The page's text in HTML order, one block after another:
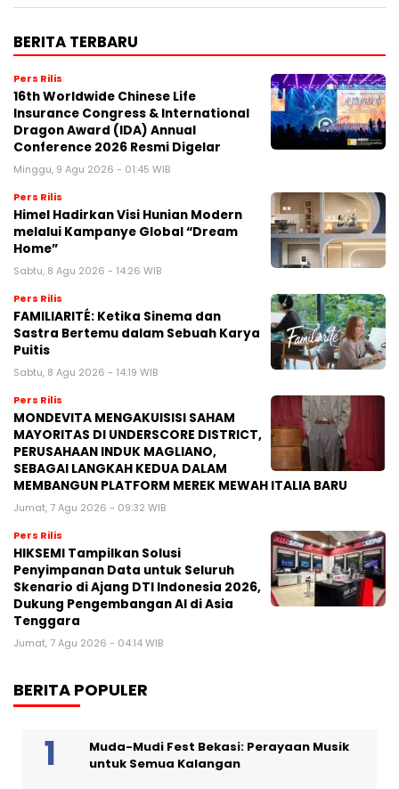
BERITA TERBARU
Pers Rilis
16th Worldwide Chinese Life
Insurance Congress & International
Dragon Award (IDA) Annual
Conference 2026 Resmi Digelar
Minggu, 9 Agu 2026 - 01:45 WIB
Pers Rilis
Himel Hadirkan Visi Hunian Modern
melalui Kampanye Global “Dream
Home”
Sabtu, 8 Agu 2026 - 14:26 WIB
Pers Rilis
FAMILIARITÉ: Ketika Sinema dan
Sastra Bertemu dalam Sebuah Karya
Puitis
Sabtu, 8 Agu 2026 - 14:19 WIB
Pers Rilis
MONDEVITA MENGAKUISISI SAHAM
MAYORITAS DI UNDERSCORE DISTRICT,
PERUSAHAAN INDUK MAGLIANO,
SEBAGAI LANGKAH KEDUA DALAM
MEMBANGUN PLATFORM MEREK MEWAH ITALIA BARU
Jumat, 7 Agu 2026 - 09:32 WIB
Pers Rilis
HIKSEMI Tampilkan Solusi
Penyimpanan Data untuk Seluruh
Skenario di Ajang DTI Indonesia 2026,
Dukung Pengembangan AI di Asia
Tenggara
Jumat, 7 Agu 2026 - 04:14 WIB
BERITA POPULER
Muda-Mudi Fest Bekasi: Perayaan Musik
untuk Semua Kalangan